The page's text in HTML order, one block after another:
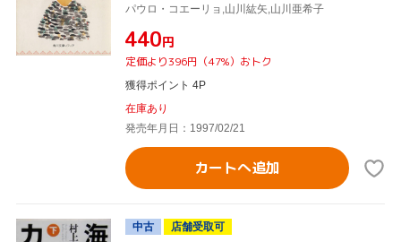
パウロ・コエーリョ,山川紘矢,山川亜希子
¥440円
定価より396円（47%）おトク
獲得ポイント 4P
在庫あり
発売年月日：1997/02/21
カートへ追加
中古
店舗受取可